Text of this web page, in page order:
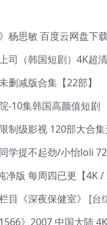
删减版合集【22部】
-10集韩国高颜值短剧
制级影视 120部大合